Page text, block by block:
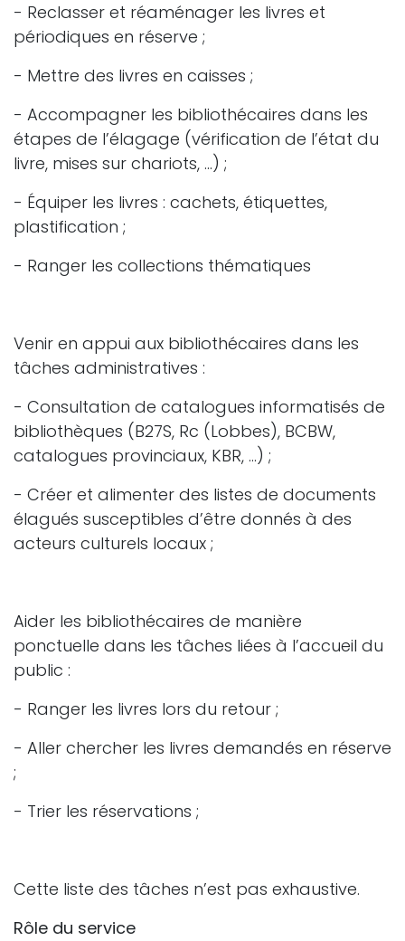
- Reclasser et réaménager les livres et
périodiques en réserve ;
- Mettre des livres en caisses ;
- Accompagner les bibliothécaires dans les
étapes de l’élagage (vérification de l’état du
livre, mises sur chariots, …) ;
- Équiper les livres : cachets, étiquettes,
plastification ;
- Ranger les collections thématiques
Venir en appui aux bibliothécaires dans les
tâches administratives :
- Consultation de catalogues informatisés de
bibliothèques (B27S, Rc (Lobbes), BCBW,
catalogues provinciaux, KBR, …) ;
- Créer et alimenter des listes de documents
élagués susceptibles d’être donnés à des
acteurs culturels locaux ;
Aider les bibliothécaires de manière
ponctuelle dans les tâches liées à l’accueil du
public :
- Ranger les livres lors du retour ;
- Aller chercher les livres demandés en réserve
;
- Trier les réservations ;
Cette liste des tâches n’est pas exhaustive.
Rôle du service